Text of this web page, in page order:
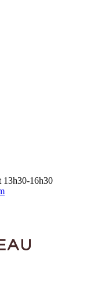
13h30-16h30